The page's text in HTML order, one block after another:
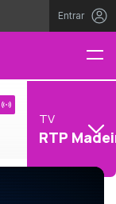
Entrar
TV
RTP